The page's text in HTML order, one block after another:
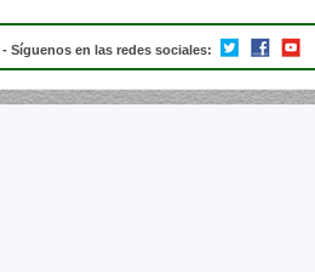
- Síguenos en las redes sociales: